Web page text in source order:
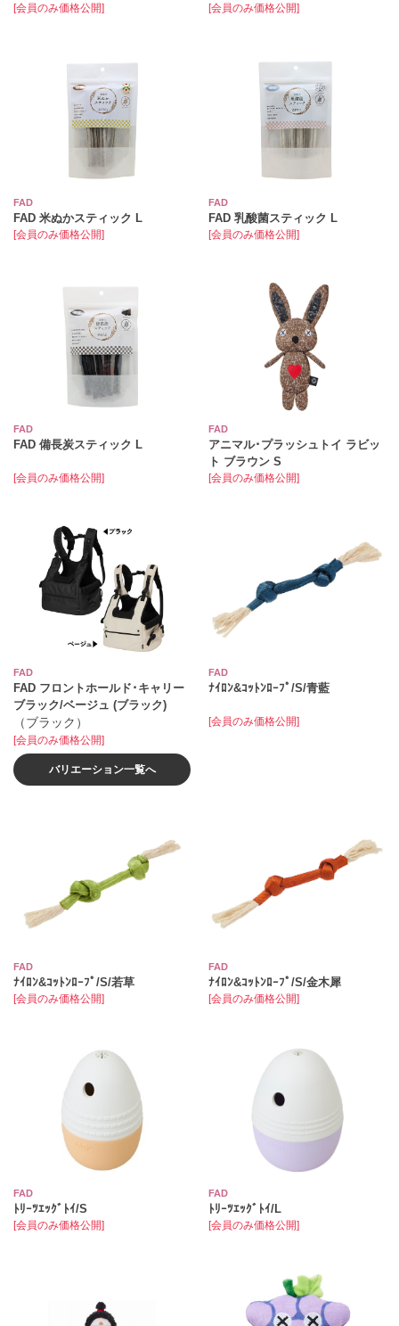
[会員のみ価格公開] [会員のみ価格公開]
FAD
FAD 米ぬかスティック L
[会員のみ価格公開]
FAD
FAD 乳酸菌スティック L
[会員のみ価格公開]
FAD
FAD 備長炭スティック L
[会員のみ価格公開]
FAD
アニマル･プラッシュトイ ラビッ
ト ブラウン S
[会員のみ価格公開]
FAD
FAD フロントホールド･キャリー
ブラック/ベージュ (ブラック)
（ブラック）
[会員のみ価格公開]
バリエーション一覧へ
FAD
ﾅｲﾛﾝ&ｺｯﾄﾝﾛｰﾌﾟ/S/青藍
[会員のみ価格公開]
FAD
ﾅｲﾛﾝ&ｺｯﾄﾝﾛｰﾌﾟ/S/若草
[会員のみ価格公開]
FAD
ﾅｲﾛﾝ&ｺｯﾄﾝﾛｰﾌﾟ/S/金木犀
[会員のみ価格公開]
FAD
ﾄﾘｰﾂｴｯｸﾞﾄｲ/S
[会員のみ価格公開]
FAD
ﾄﾘｰﾂｴｯｸﾞﾄｲ/L
[会員のみ価格公開]